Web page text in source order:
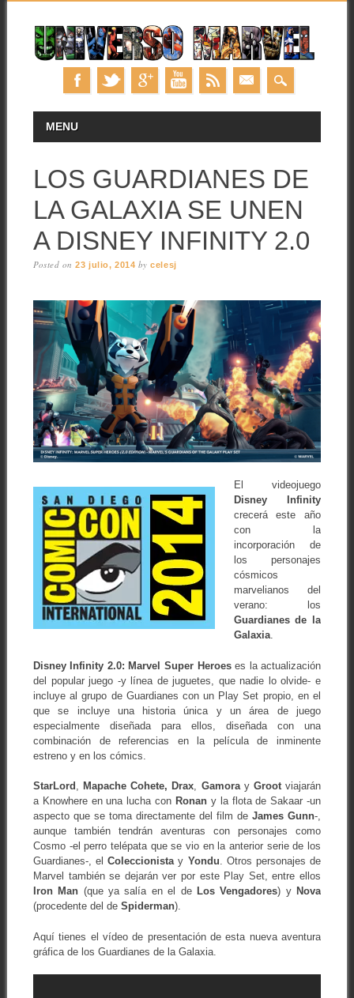
MAIN MENU
MENU
LOS GUARDIANES DE
LA GALAXIA SE UNEN
A DISNEY INFINITY 2.0
Posted on23 julio, 2014 bycelesj
El videojuego
Disney Infinity
crecerá este año
con la
incorporación de
los personajes
cósmicos
marvelianos del
verano: los
Guardianes de la
Galaxia.
Disney Infinity 2.0: Marvel Super Heroeses la actualización
del popular juego -y línea de juguetes, que nadie lo olvide- e
incluye al grupo de Guardianes con un Play Set propio, en el
que se incluye una historia única y un área de juego
especialmente diseñada para ellos, diseñada con una
combinación de referencias en la película de inminente
estreno y en los cómics.
StarLord , Mapache Cohete, Drax, Gamoray Grootviajarán
a Knowhere en una lucha con Ronan y la flota de Sakaar -un
aspecto que se toma directamente del film de James Gunn-,
aunque también tendrán aventuras con personajes como
Cosmo -el perro telépata que se vio en la anterior serie de los
Guardianes-, elColeccionistay Yondu. Otros personajes de
Marvel también se dejarán ver por este Play Set, entre ellos
Iron Man (que ya salía en el de Los Vengadores) y Nova
(procedente del de Spiderman).
Aquí tienes el vídeo de presentación de esta nueva aventura
gráfica de los Guardianes de la Galaxia.